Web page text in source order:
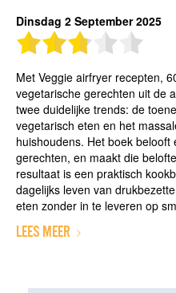
Dinsdag 2 September 2025
Met Veggie airfryer recepten,
vegetarische gerechten uit de
twee duidelijke trends: de
vegetarisch eten en het
huishoudens. Het boek belooft
gerechten, en maakt die
resultaat is een praktisch
dagelijks leven van
eten zonder in te leveren op
LEES MEER